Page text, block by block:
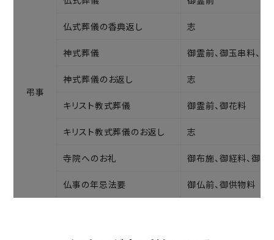
弔事
仏式葬儀の香典返し 志
神式葬儀 御霊前、御玉串料、御
神式葬儀のお返し 志
キリスト教式葬儀 御霊前、御花料
キリスト教式葬儀のお返し 志
寺院へのお礼 御布施、御経料、御膳
仏事の年忌法要 御仏前、御供物料